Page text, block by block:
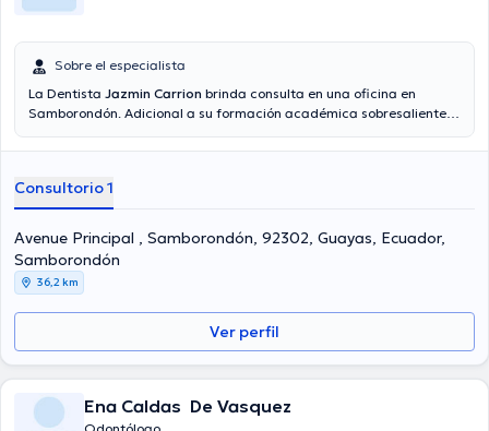
Sobre el especialista
La Dentista Jazmin Carrion brinda consulta en una oficina en
Samborondón. Adicional a su formación académica sobresaliente,
cuenta con muchos años de experiencia laboral en su temática de
asociaciones médicas. Jazmin Carrion ha intervenido en diversas
conferencias con miras a tener una formación continua en su
campo de especialización y ha difundido diversos comunicados.
Consultorio 1
Avenue Principal , Samborondón, 92302, Guayas, Ecuador,
Samborondón
36,2 km
Ver perfil
Ena Caldas De Vasquez